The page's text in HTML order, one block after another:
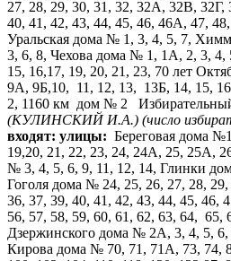
27, 28, 29, 30, 31, 32, 32А, 32В, 32Г,
40, 41, 42, 43, 44, 45, 46, 46А, 47,
Уральская дома № 1, 3, 4, 5, 7,
3, 6, 8, Чехова дома № 1, 1А, 2, 3, 4,
15, 16,17, 19, 20, 21, 23, 70 лет
9А, 9Б,10, 11, 12, 13, 13Б, 14, 15,
2, 1160 км дом № 2
(КУЛИНСКИЙ И.А.) (число
входят: улицы: Береговая дома
19,20, 21, 22, 23, 24, 24А, 25, 25А,
№ 3, 4, 5, 6, 9, 11, 12, 14, Глинки
Гоголя дома № 24, 25, 26, 27, 28,
36, 37, 39, 40, 41, 42, 43, 44, 45, 46,
56, 57, 58, 59, 60, 61, 62, 63, 64, 65,
Дзержинского дома № 2А, 3, 4, 5, 6,
Кирова дома № 70, 71, 71А, 73, 74,